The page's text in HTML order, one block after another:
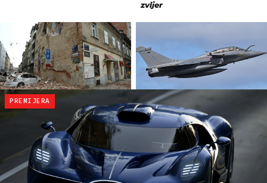
PREMIJERA